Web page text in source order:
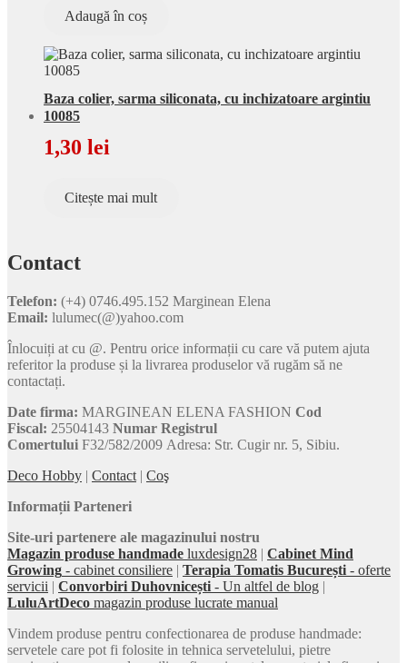
Adaugă în coș
Baza colier, sarma siliconata, cu inchizatoare argintiu
10085
1,30 lei
Citește mai mult
Contact
Telefon: (+4) 0746.495.152 Marginean Elena
Email: lulumec(@)yahoo.com
Înlocuiți at cu @. Pentru orice informații cu care vă putem ajuta
referitor la produse și la livrarea produselor vă rugăm să ne
contactați.
Date firma: MARGINEAN ELENA FASHION Cod
Fiscal: 25504143 Numar Registrul
Comertului F32/582/2009 Adresa: Str. Cugir nr. 5, Sibiu.
Deco Hobby | Contact | Coş
Informații Parteneri
Site-uri partenere ale magazinului nostru
Magazin produse handmade luxdesign28 | Cabinet Mind
Growing - cabinet consiliere | Terapia Tomatis București - oferte
servicii | Convorbiri Duhovnicești - Un altfel de blog |
LuluArtDeco magazin produse lucrate manual
Vindem produse pentru confectionarea de produse handmade:
servetele care pot fi folosite in tehnica servetelului, pietre